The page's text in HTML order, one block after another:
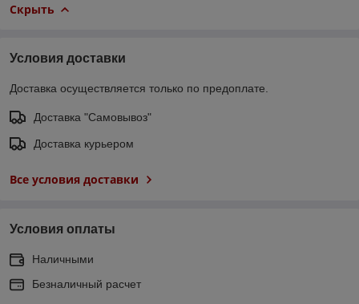
Скрыть
Условия доставки
Доставка осуществляется только по предоплате.
Доставка "Самовывоз"
Доставка курьером
Все условия доставки
Условия оплаты
Наличными
Безналичный расчет